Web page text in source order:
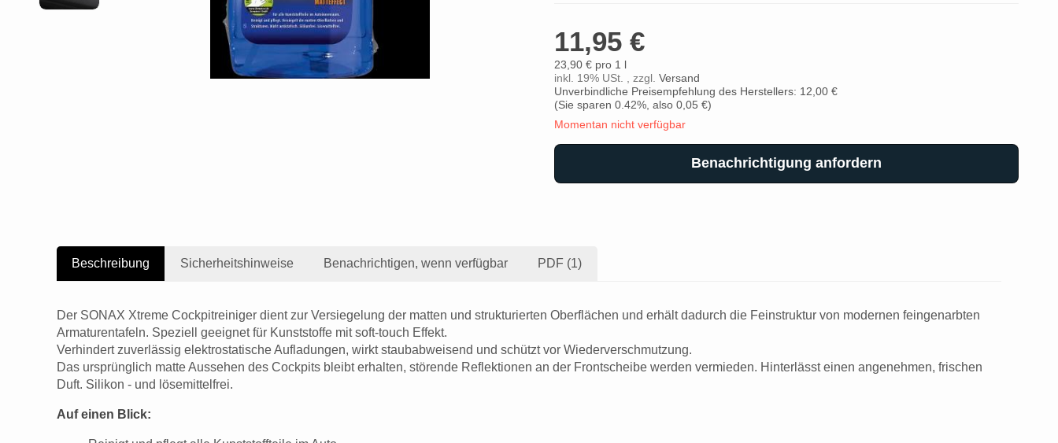
11,95 €
23,90 € pro 1 l
inkl. 19% USt. , zzgl. Versand
Unverbindliche Preisempfehlung des Herstellers: 12,00 €
(Sie sparen 0.42% , also 0,05 €)
Momentan nicht verfügbar
Benachrichtigung anfordern
Beschreibung Sicherheitshinweise Benachrichtigen, wenn verfügbar PDF (1)
Der SONAX Xtreme Cockpitreiniger dient zur Versiegelung der matten und strukturierten Oberflächen und erhält dadurch die Feinstruktur von modernen feingenarbten
Armaturentafeln. Speziell geeignet für Kunststoffe mit soft-touch Effekt.
Verhindert zuverlässig elektrostatische Aufladungen, wirkt staubabweisend und schützt vor Wiederverschmutzung.
Das ursprünglich matte Aussehen des Cockpits bleibt erhalten, störende Reflektionen an der Frontscheibe werden vermieden. Hinterlässt einen angenehmen, frischen
Duft. Silikon - und lösemittelfrei.
Auf einen Blick: